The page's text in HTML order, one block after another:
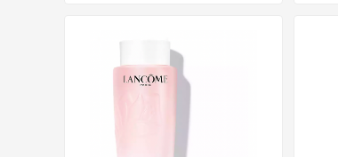
贴秋膘啦，今天吃冰煮羊